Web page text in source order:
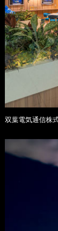
双葉電気通信株